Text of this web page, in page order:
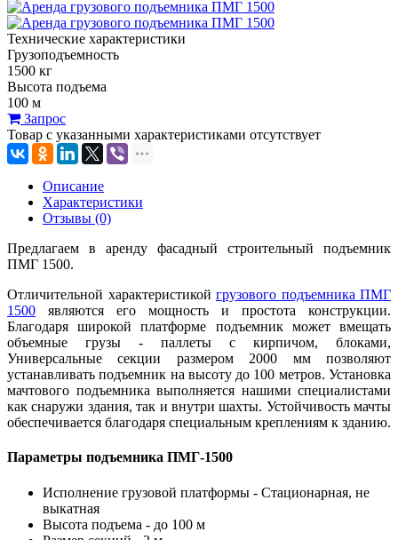
Технические характеристики
Грузоподъемность
1500 кг
Высота подъема
100 м
Запрос
Товар с указанными характеристиками отсутствует
Описание
Характеристики
Отзывы (0)
Предлагаем в аренду фасадный строительный подъемник
ПМГ 1500.
Отличительной характеристикой грузового подъемника ПМГ
1500 являются его мощность и простота конструкции.
Благодаря широкой платформе подъемник может вмещать
объемные грузы - паллеты с кирпичом, блоками,
Универсальные секции размером 2000 мм позволяют
устанавливать подъемник на высоту до 100 метров. Установка
мачтового подъемника выполняется нашими специалистами
как снаружи здания, так и внутри шахты. Устойчивость мачты
обеспечивается благодаря специальным креплениям к зданию.
Параметры подъемника ПМГ-1500
Исполнение грузовой платформы - Стационарная, не
выкатная
Высота подъема - до 100 м